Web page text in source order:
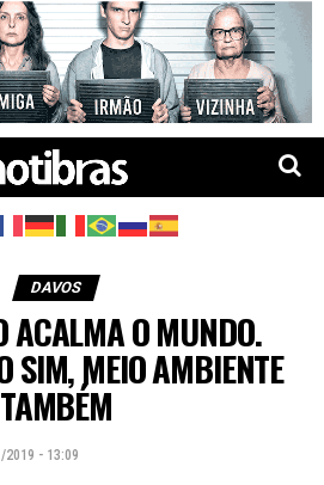
DAVOS
ACALMA O MUNDO.
SIM, MEIO AMBIENTE
TAMBÉM
2019 - 13:09